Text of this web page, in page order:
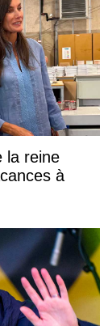
la reine
à